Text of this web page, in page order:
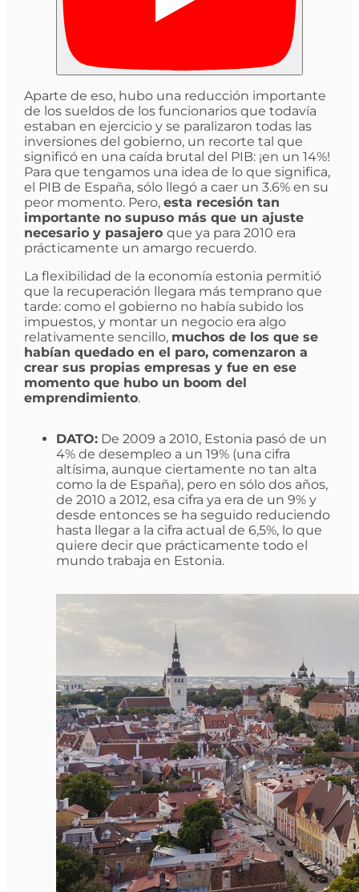
Aparte de eso, hubo una reducción importante
de los sueldos de los funcionarios que todavía
estaban en ejercicio y se paralizaron todas las
inversiones del gobierno, un recorte tal que
significó en una caída brutal del PIB: ¡en un 14%!
Para que tengamos una idea de lo que significa,
el PIB de España, sólo llegó a caer un 3.6% en su
peor momento. Pero, esta recesión tan
importante no supuso más que un ajuste
necesario y pasajero que ya para 2010 era
prácticamente un amargo recuerdo.
La flexibilidad de la economía estonia permitió
que la recuperación llegara más temprano que
tarde: como el gobierno no había subido los
impuestos, y montar un negocio era algo
relativamente sencillo, muchos de los que se
habían quedado en el paro, comenzaron a
crear sus propias empresas y fue en ese
momento que hubo un boom del
emprendimiento.
DATO:De 2009 a 2010, Estonia pasó de un
4% de desempleo a un 19% (una cifra
altísima, aunque ciertamente no tan alta
como la de España), pero en sólo dos años,
de 2010 a 2012, esa cifra ya era de un 9% y
desde entonces se ha seguido reduciendo
hasta llegar a la cifra actual de 6,5%, lo que
quiere decir que prácticamente todo el
mundo trabaja en Estonia.